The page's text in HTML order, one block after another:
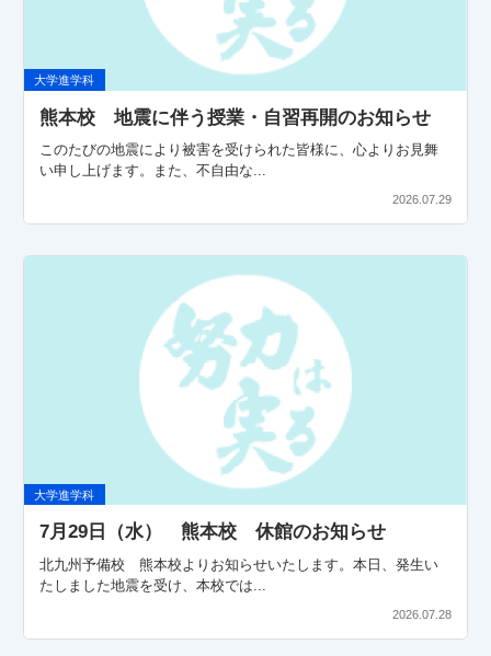
熊本校 地震に伴う授業・自習再開のお知らせ
大学進学科
このたびの地震により被害を受けられた皆様に、心よりお見舞
い申し上げます。また、不自由な...
2026.07.29
7月29日（水） 熊本校 休館のお知らせ
大学進学科
北九州予備校 熊本校よりお知らせいたします。本日、発生い
たしました地震を受け、本校では...
2026.07.28